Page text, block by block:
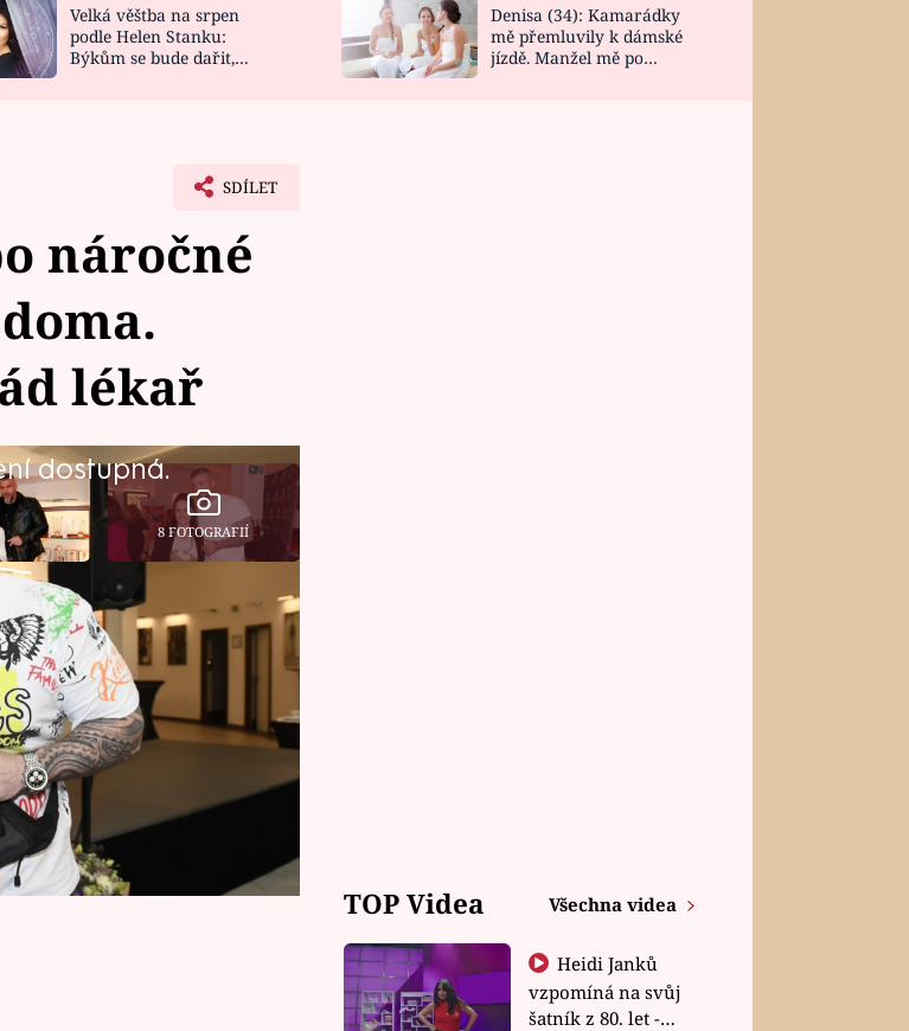
DESIGN
Velká věštba na srpen
podle Helen Stanku:
Býkům se bude dařit,
Denisa (34): Kamarádky
mě přemluvily k dámské
jízdě. Manžel mě po
SDÍLET
náročné
lékař
dostupná.
8 FOTOGRAFIÍ
partner Radek
zároveň
na dobré cestě
TOP Videa Všechna videa
Heidi Janků
vzpomíná na svůj
šatník z 80. let -